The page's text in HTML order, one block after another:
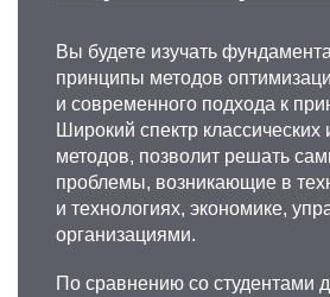
Вы будете изучать
принципы методов
и современного подхода к
Широкий спектр
методов, позволит решать
проблемы, возникающие в
и технологиях, экономике,
организациями.
По сравнению со студентами